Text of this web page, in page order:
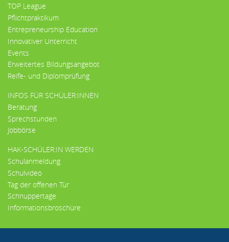
TOP League
Pflichtpraktikum
Entrepreneurship Education
Innovativer Unterricht
Events
Erweitertes Bildungsangebot
Reife- und Diplomprüfung
INFOS FÜR SCHÜLER:INNEN
Beratung
Sprechstunden
Jobbörse
HAK-SCHÜLER:IN WERDEN
Schulanmeldung
Schulvideo
Tag der offenen Tür
Schnuppertage
Informationsbroschüre